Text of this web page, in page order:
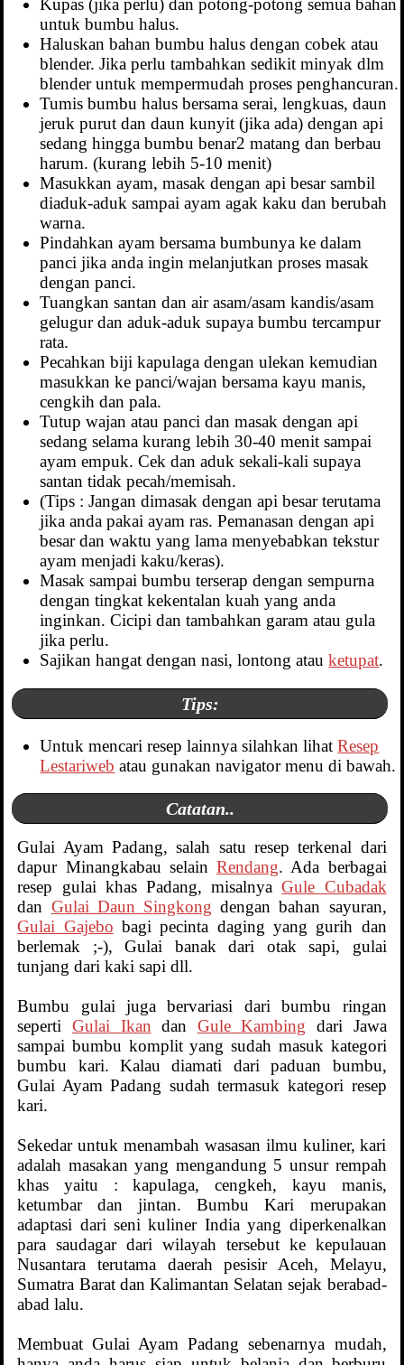
Kupas (jika perlu) dan potong-potong semua bahan
untuk bumbu halus.
Haluskan bahan bumbu halus dengan cobek atau
blender. Jika perlu tambahkan sedikit minyak dlm
blender untuk mempermudah proses penghancuran.
Tumis bumbu halus bersama serai, lengkuas, daun
jeruk purut dan daun kunyit (jika ada) dengan api
sedang hingga bumbu benar2 matang dan berbau
harum. (kurang lebih 5-10 menit)
Masukkan ayam, masak dengan api besar sambil
diaduk-aduk sampai ayam agak kaku dan berubah
warna.
Pindahkan ayam bersama bumbunya ke dalam
panci jika anda ingin melanjutkan proses masak
dengan panci.
Tuangkan santan dan air asam/asam kandis/asam
gelugur dan aduk-aduk supaya bumbu tercampur
rata.
Pecahkan biji kapulaga dengan ulekan kemudian
masukkan ke panci/wajan bersama kayu manis,
cengkih dan pala.
Tutup wajan atau panci dan masak dengan api
sedang selama kurang lebih 30-40 menit sampai
ayam empuk. Cek dan aduk sekali-kali supaya
santan tidak pecah/memisah.
(Tips : Jangan dimasak dengan api besar terutama
jika anda pakai ayam ras. Pemanasan dengan api
besar dan waktu yang lama menyebabkan tekstur
ayam menjadi kaku/keras).
Masak sampai bumbu terserap dengan sempurna
dengan tingkat kekentalan kuah yang anda
inginkan. Cicipi dan tambahkan garam atau gula
jika perlu.
Sajikan hangat dengan nasi, lontong atauketupat.
Tips:
Untuk mencari resep lainnya silahkan lihatResep
Lestariweb atau gunakan navigator menu di bawah.
Catatan..
Gulai Ayam Padang, salah satu resep terkenal dari
dapur Minangkabau selainRendang. Ada berbagai
resep gulai khas Padang, misalnyaGule Cubadak
dan Gulai Daun Singkong dengan bahan sayuran,
Gulai Gajebo bagi pecinta daging yang gurih dan
berlemak ;-), Gulai banak dari otak sapi, gulai
tunjang dari kaki sapi dll.
Bumbu gulai juga bervariasi dari bumbu ringan
sepertiGulai Ikan dan Gule Kambing dari Jawa
sampai bumbu komplit yang sudah masuk kategori
bumbu kari. Kalau diamati dari paduan bumbu,
Gulai Ayam Padang sudah termasuk kategori resep
kari.
Sekedar untuk menambah wasasan ilmu kuliner, kari
adalah masakan yang mengandung 5 unsur rempah
khas yaitu : kapulaga, cengkeh, kayu manis,
ketumbar dan jintan. Bumbu Kari merupakan
adaptasi dari seni kuliner India yang diperkenalkan
para saudagar dari wilayah tersebut ke kepulauan
Nusantara terutama daerah pesisir Aceh, Melayu,
Sumatra Barat dan Kalimantan Selatan sejak berabad-
abad lalu.
Membuat Gulai Ayam Padang sebenarnya mudah,